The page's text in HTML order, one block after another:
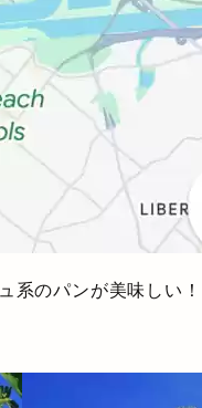
系のパンが美味しい